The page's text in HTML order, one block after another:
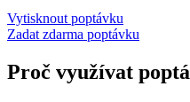
Vytisknout poptávku
Zadat zdarma poptávku
Proč využívat